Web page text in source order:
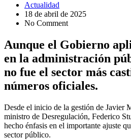
Actualidad
18 de abril de 2025
No Comment
Aunque el Gobierno
en la administración
no fue el sector más
números oficiales.
Desde el inicio de la gestión de Javier
ministro de Desregulación, Federico
hecho énfasis en el importante ajuste
sector público.